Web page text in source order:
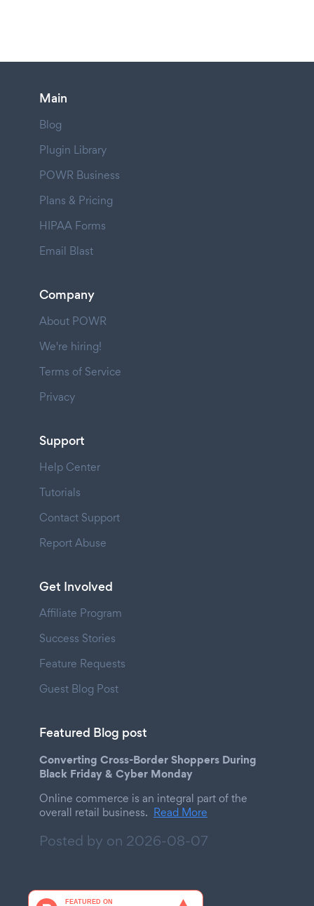
Main
Blog
Plugin Library
POWR Business
Plans & Pricing
HIPAA Forms
Email Blast
Company
About POWR
We're hiring!
Terms of Service
Privacy
Support
Help Center
Tutorials
Contact Support
Report Abuse
Get Involved
Affiliate Program
Success Stories
Feature Requests
Guest Blog Post
Featured Blog post
Converting Cross-Border Shoppers During
Black Friday & Cyber Monday
Online commerce is an integral part of the
overall retail business. Read More
Posted by on 2026-08-07